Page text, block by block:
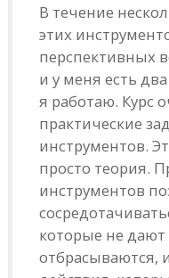
В течение
этих
перспективных
и у меня есть
я работаю. Курс
практические
инструментов.
просто теория.
инструментов
которые не
отбрасываются,